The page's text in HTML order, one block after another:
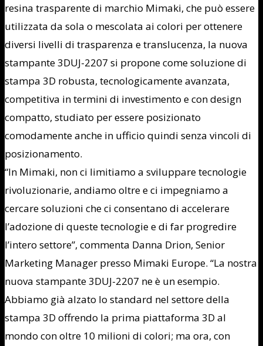
resina trasparente di marchio Mimaki, che può essere
utilizzata da sola o mescolata ai colori per ottenere
diversi livelli di trasparenza e translucenza, la nuova
stampante 3DUJ-2207 si propone come soluzione di
stampa 3D robusta, tecnologicamente avanzata,
competitiva in termini di investimento e con design
compatto, studiato per essere posizionato
comodamente anche in ufficio quindi senza vincoli di
posizionamento.
“In Mimaki, non ci limitiamo a sviluppare tecnologie
rivoluzionarie, andiamo oltre e ci impegniamo a
cercare soluzioni che ci consentano di accelerare
l’adozione di queste tecnologie e di far progredire
l’intero settore”, commenta Danna Drion, Senior
Marketing Manager presso Mimaki Europe. “La nostra
nuova stampante 3DUJ-2207 ne è un esempio.
Abbiamo già alzato lo standard nel settore della
stampa 3D offrendo la prima piattaforma 3D al
mondo con oltre 10 milioni di colori; ma ora, con